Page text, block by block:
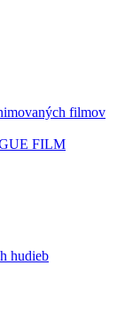
filmov
FILM
hudieb